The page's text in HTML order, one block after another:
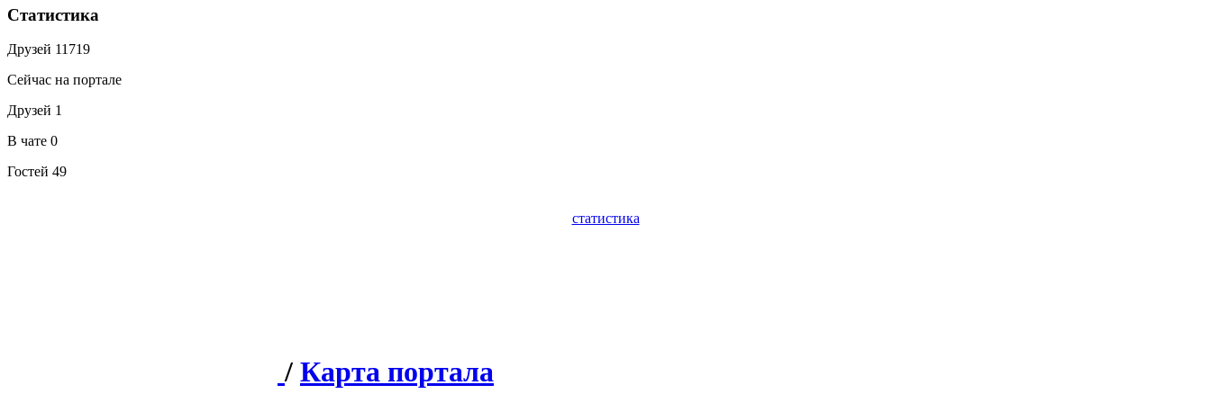
Статистика
Друзей 11719
Сейчас на портале
Друзей 1
В чате 0
Гостей 49
статистика
/ Карта портала